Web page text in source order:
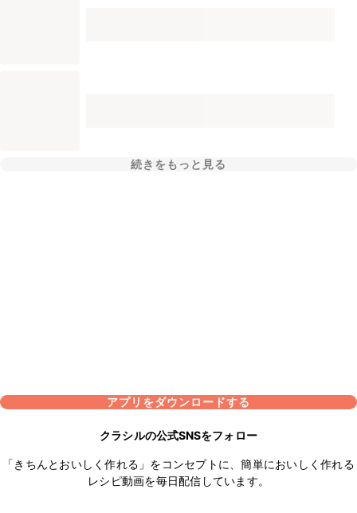
続きをもっと見る
アプリをダウンロードする
クラシルの公式SNSをフォロー
「きちんとおいしく作れる」をコンセプトに、簡単においしく作れる
レシピ動画を毎日配信しています。